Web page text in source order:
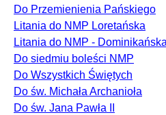
Do Przemienienia Pańskiego
Litania do NMP Loretańska
Litania do NMP - Dominikańska
Do siedmiu boleści NMP
Do Wszystkich Świętych
Do św. Michała Archanioła
Do św. Jana Pawła II